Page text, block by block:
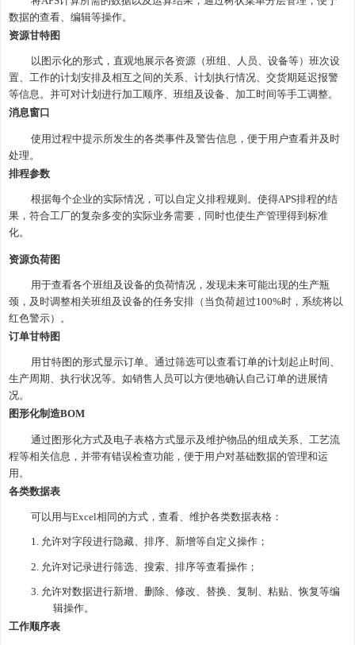
数据的查看、编辑等操作。
资源甘特图
以图示化的形式，直观地展示各资源（班组、人员、设备等）班次设
置、工作的计划安排及相互之间的关系、计划执行情况、交货期延迟报警
等信息。并可对计划进行加工顺序、班组及设备、加工时间等手工调整。
消息窗口
使用过程中提示所发生的各类事件及警告信息，便于用户查看并及时
处理。
排程参数
根据每个企业的实际情况，可以自定义排程规则。使得APS排程的结
果，符合工厂的复杂多变的实际业务需要，同时也使生产管理得到标准
化。
资源负荷图
用于查看各个班组及设备的负荷情况，发现未来可能出现的生产瓶
颈，及时调整相关班组及设备的任务安排（当负荷超过100%时，系统将以
红色警示）。
订单甘特图
用甘特图的形式显示订单。通过筛选可以查看订单的计划起止时间、
生产周期、执行状况等。如销售人员可以方便地确认自己订单的进展情
况。
图形化制造BOM
通过图形化方式及电子表格方式显示及维护物品的组成关系、工艺流
程等相关信息，并带有错误检查功能，便于用户对基础数据的管理和运
用。
各类数据表
可以用与Excel相同的方式，查看、维护各类数据表格：
1. 允许对字段进行隐藏、排序、新增等自定义操作；
2. 允许对记录进行筛选、搜索、排序等查看操作；
3. 允许对数据进行新增、删除、修改、替换、复制、粘贴、恢复等编
辑操作。
工作顺序表